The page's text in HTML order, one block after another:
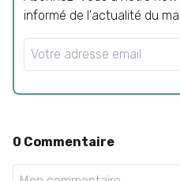
informé de l'actualité du
0 Commentaire